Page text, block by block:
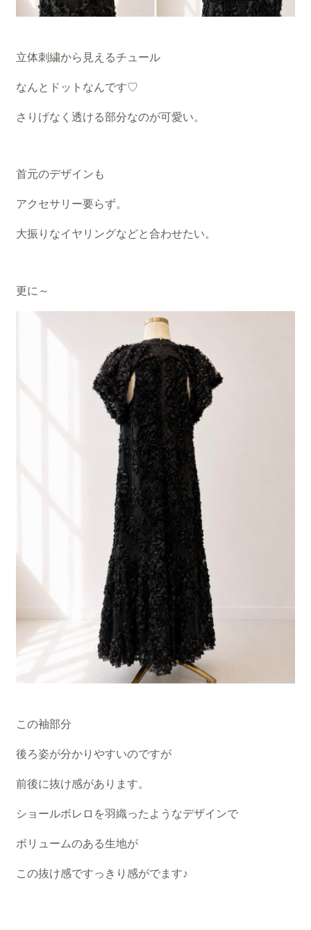
立体刺繍から見えるチュール
なんとドットなんです♡
さりげなく透ける部分なのが可愛い。
首元のデザインも
アクセサリー要らず。
大振りなイヤリングなどと合わせたい。
更に～
この袖部分
後ろ姿が分かりやすいのですが
前後に抜け感があります。
ショールボレロを羽織ったようなデザインで
ボリュームのある生地が
この抜け感ですっきり感がでます♪